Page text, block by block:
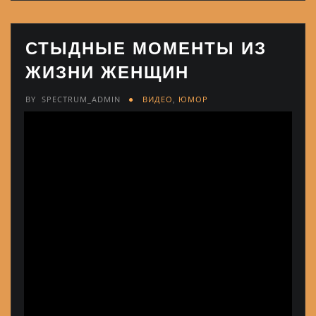
СТЫДНЫЕ МОМЕНТЫ ИЗ
ЖИЗНИ ЖЕНЩИН
BY SPECTRUM_ADMIN ВИДЕО ЮМОР